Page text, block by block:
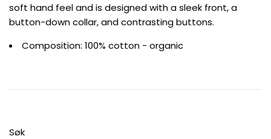
soft hand feel and is designed with a sleek front, a
button-down collar, and contrasting buttons.
Composition: 100% cotton - organic
Søk